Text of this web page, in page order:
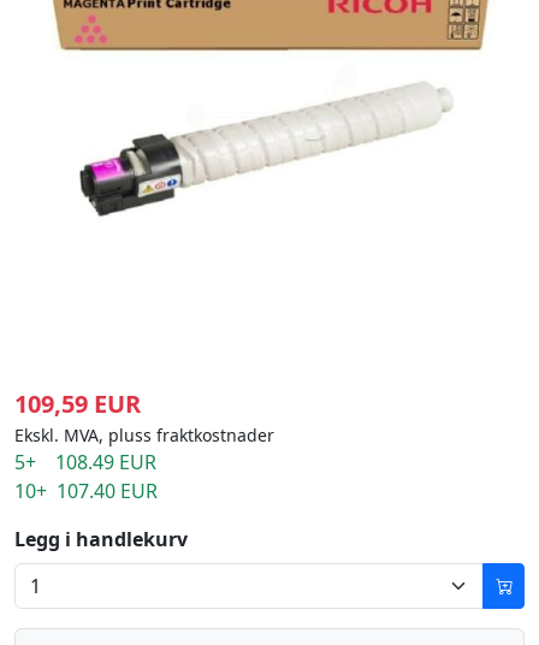
109,59 EUR
Ekskl. MVA, pluss fraktkostnader
5+ 108.49 EUR
10+ 107.40 EUR
Legg i handlekurv